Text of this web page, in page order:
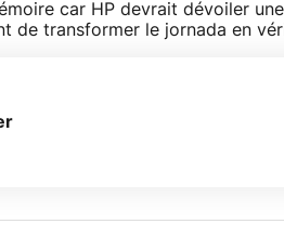
car HP devrait dévoiler
de transformer le jornada en